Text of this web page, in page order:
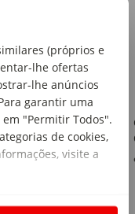
(próprios e
lhe ofertas
lhe anúncios
garantir uma
"Permitir Todos".
de cookies,
visite a
Ricota e
Cozinha